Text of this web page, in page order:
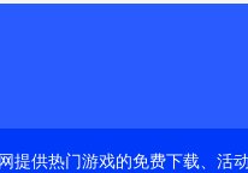
提供热门游戏的免费下载、活